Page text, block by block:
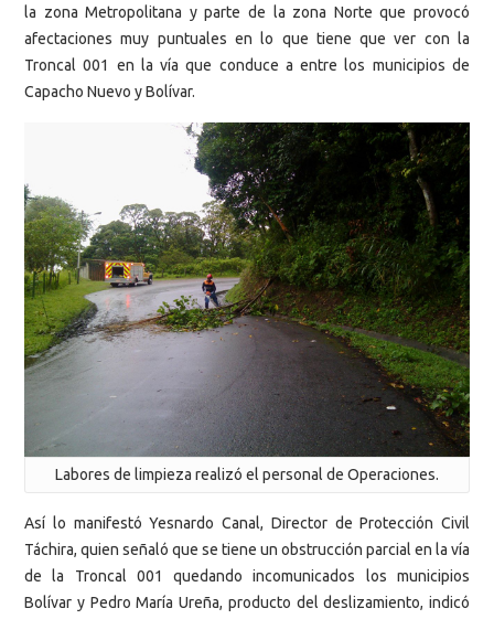
la zona Metropolitana y parte de la zona Norte que provocó
afectaciones muy puntuales en lo que tiene que ver con la
Troncal 001 en la vía que conduce a entre los municipios de
Capacho Nuevo y Bolívar.
Labores de limpieza realizó el personal de Operaciones.
Así lo manifestó Yesnardo Canal, Director de Protección Civil
Táchira, quien señaló que se tiene un obstrucción parcial en la vía
de la Troncal 001 quedando incomunicados los municipios
Bolívar y Pedro María Ureña, producto del deslizamiento, indicó